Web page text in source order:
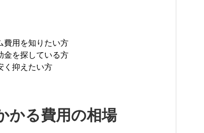
費用を知りたい方
金を探している方
く抑えたい方
かる費用の相場